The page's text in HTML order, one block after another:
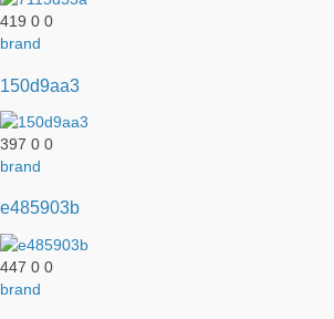
419 0 0
brand
150d9aa3
397 0 0
brand
e485903b
447 0 0
brand